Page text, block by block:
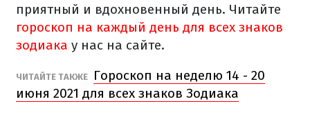
приятный и вдохновенный день. Читайте
гороскоп на каждый день для всех знаков
зодиака у нас на сайте.
ЧИТАЙТЕ ТАКЖЕ
Гороскоп на неделю 14 - 20
июня 2021 для всех знаков Зодиака